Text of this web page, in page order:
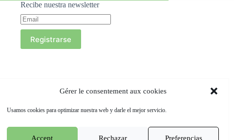
Gérer le consentement aux cookies
Usamos cookies para optimizar nuestra web y darle el mejor servicio.
Accept Rechazar Preferencias
Recibe nuestra newsletter
Registrarse